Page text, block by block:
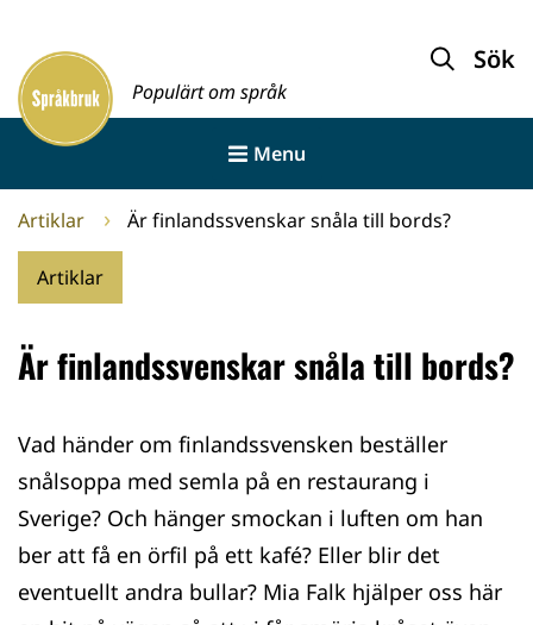
innehållet
Framsida
Populärt om språk
Sök
Menu
Artiklar Är finlandssvenskar snåla till bords?
Artiklar
Är finlandssvenskar snåla till bords?
Vad händer om finlandssvensken beställer
snålsoppa med semla på en restaurang i
Sverige? Och hänger smockan i luften om han
ber att få en örfil på ett kafé? Eller blir det
eventuellt andra bullar? Mia Falk hjälper oss här